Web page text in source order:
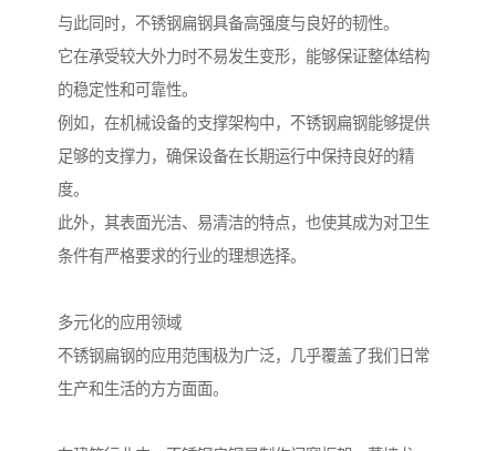
与此同时，不锈钢扁钢具备高强度与良好的韧性。
它在承受较大外力时不易发生变形，能够保证整体结构
的稳定性和可靠性。
例如，在机械设备的支撑架构中，不锈钢扁钢能够提供
足够的支撑力，确保设备在长期运行中保持良好的精
度。
此外，其表面光洁、易清洁的特点，也使其成为对卫生
条件有严格要求的行业的理想选择。
多元化的应用领域
不锈钢扁钢的应用范围极为广泛，几乎覆盖了我们日常
生产和生活的方方面面。